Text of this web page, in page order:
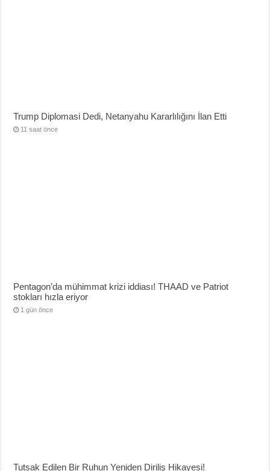
Trump Diplomasi Dedi, Netanyahu Kararlılığını İlan Etti
11 saat önce
Pentagon’da mühimmat krizi iddiası! THAAD ve Patriot
stokları hızla eriyor
1 gün önce
Tutsak Edilen Bir Ruhun Yeniden Diriliş Hikayesi!